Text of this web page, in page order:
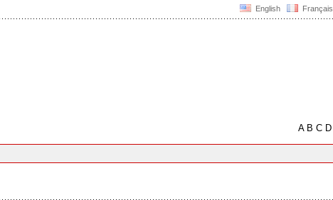
English Français
AB C D